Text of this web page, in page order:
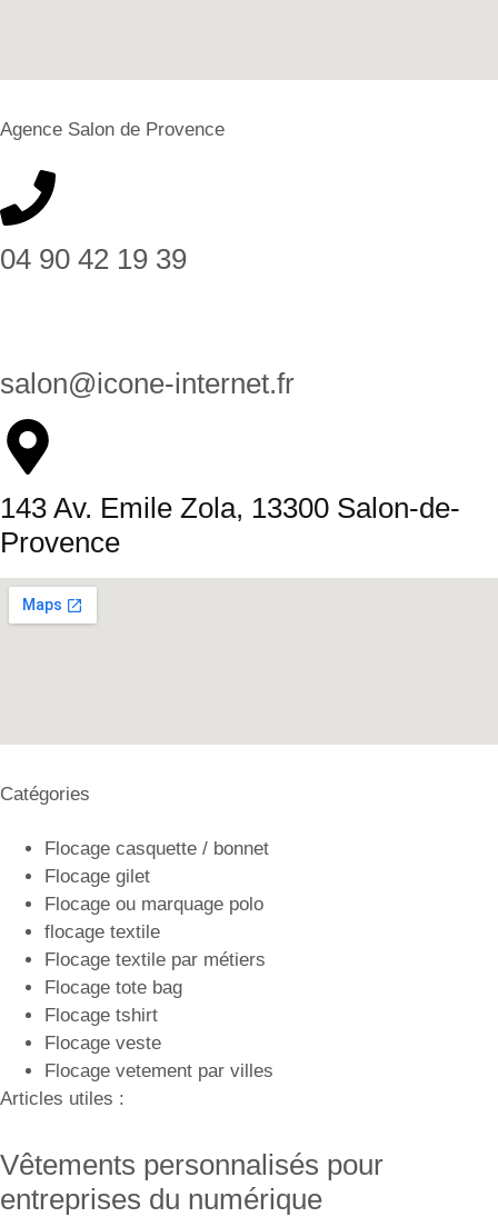
Agence Salon de Provence
04 90 42 19 39
salon@icone-internet.fr
143 Av. Emile Zola, 13300 Salon-de-
Provence
Catégories
Flocage casquette / bonnet
Flocage gilet
Flocage ou marquage polo
flocage textile
Flocage textile par métiers
Flocage tote bag
Flocage tshirt
Flocage veste
Flocage vetement par villes
Articles utiles :
Vêtements personnalisés pour
entreprises du numérique